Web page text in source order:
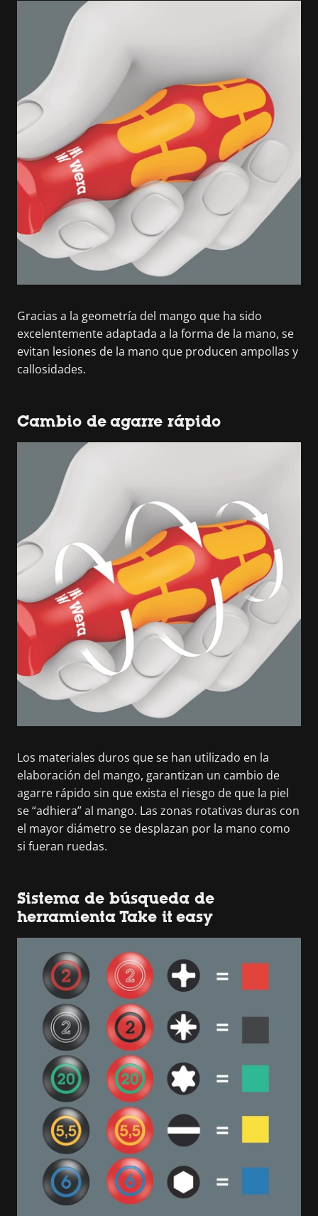
Gracias a la geometría del mango que ha sido
excelentemente adaptada a la forma de la mano, se
evitan lesiones de la mano que producen ampollas y
callosidades.
Cambio de agarre rápido
Los materiales duros que se han utilizado en la
elaboración del mango, garantizan un cambio de
agarre rápido sin que exista el riesgo de que la piel
se “adhiera” al mango. Las zonas rotativas duras con
el mayor diámetro se desplazan por la mano como
si fueran ruedas.
Sistema de búsqueda de
herramienta Take it easy